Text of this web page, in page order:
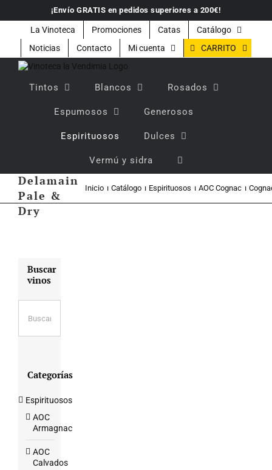
contenido
¡Envío GRATIS en pedidos superiores a 200€!
La Vinoteca Promociones Catas
Catálogo
Noticias
Contacto Mi cuenta CARRITO
Tintos Blancos Rosados
Espumosos Generosos
Espirituosos Dulces
Vermú y sidra
Delamain
Pale &
Dry
Inicio Catálogo Espirituosos AOC Cognac
Buscar
vinos
Categorías
Espirituosos
AOC
Armagnac
AOC
Calvados